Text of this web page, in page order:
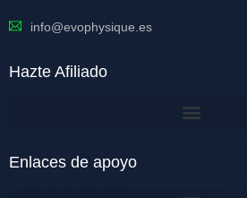
info@evophysique.es
Hazte Afiliado
Enlaces de apoyo